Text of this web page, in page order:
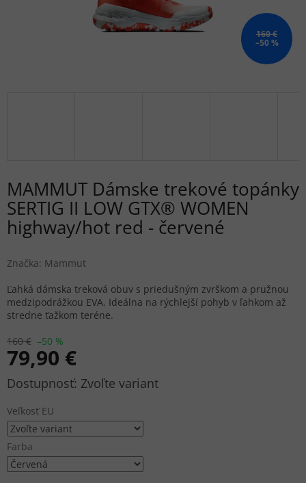
160 €
–50 %
MAMMUT Dámske trekové topánky
SERTIG II LOW GTX® WOMEN
highway/hot red - červené
Značka: Mammut
160 € –50 %
79,90 €
Jednotková
Zvoľte variant
Veľkosť EU
Farba
Ľahká dámska treková obuv s priedušným zvrškom a pružnou
medzipodrážkou EVA. Ideálna na rýchlejší pohyb v ľahkom až
stredne ťažkom teréne.